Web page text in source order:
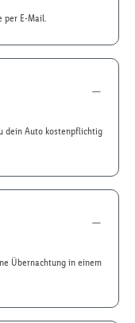
per E-Mail.
dein Auto kostenpflichtig
Übernachtung in einem